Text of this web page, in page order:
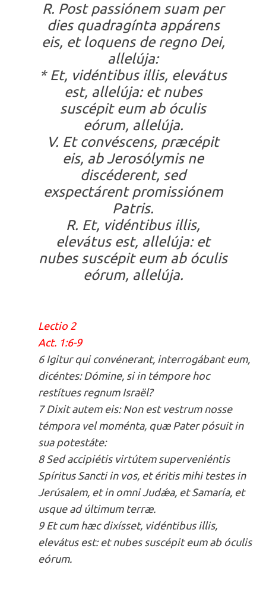
R. Post passiónem suam per
dies quadragínta appárens
eis, et loquens de regno Dei,
allelúja:
* Et, vidéntibus illis, elevátus
est, allelúja: et nubes
suscépit eum ab óculis
eórum, allelúja.
V. Et convéscens, præcépit
eis, ab Jerosólymis ne
discéderent, sed
exspectárent promissiónem
Patris.
R. Et, vidéntibus illis,
elevátus est, allelúja: et
nubes suscépit eum ab óculis
eórum, allelúja.
Lectio 2
Act. 1:6-9
6 Igitur qui convénerant, interrogábant eum,
dicéntes: Dómine, si in témpore hoc
restítues regnum Israël?
7 Dixit autem eis: Non est vestrum nosse
témpora vel moménta, quæ Pater pósuit in
sua potestáte:
8 Sed accipiétis virtútem superveniéntis
Spíritus Sancti in vos, et éritis mihi testes in
Jerúsalem, et in omni Judǽa, et Samaría, et
usque ad últimum terræ.
9 Et cum hæc dixísset, vidéntibus illis,
elevátus est: et nubes suscépit eum ab óculis
eórum.